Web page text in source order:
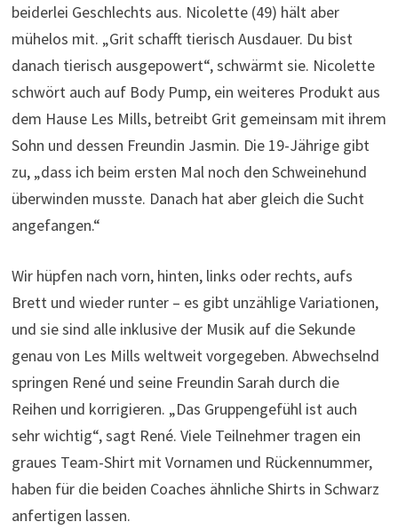
beiderlei Geschlechts aus. Nicolette (49) hält aber
mühelos mit. „Grit schafft tierisch Ausdauer. Du bist
danach tierisch ausgepowert“, schwärmt sie. Nicolette
schwört auch auf Body Pump, ein weiteres Produkt aus
dem Hause Les Mills, betreibt Grit gemeinsam mit ihrem
Sohn und dessen Freundin Jasmin. Die 19-Jährige gibt
zu, „dass ich beim ersten Mal noch den Schweinehund
überwinden musste. Danach hat aber gleich die Sucht
angefangen.“
Wir hüpfen nach vorn, hinten, links oder rechts, aufs
Brett und wieder runter – es gibt unzählige Variationen,
und sie sind alle inklusive der Musik auf die Sekunde
genau von Les Mills weltweit vorgegeben. Abwechselnd
springen René und seine Freundin Sarah durch die
Reihen und korrigieren. „Das Gruppengefühl ist auch
sehr wichtig“, sagt René. Viele Teilnehmer tragen ein
graues Team-Shirt mit Vornamen und Rückennummer,
haben für die beiden Coaches ähnliche Shirts in Schwarz
anfertigen lassen.